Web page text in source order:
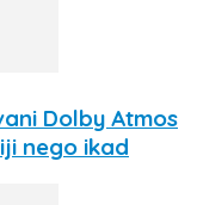
Dolby Atmos
nego ikad